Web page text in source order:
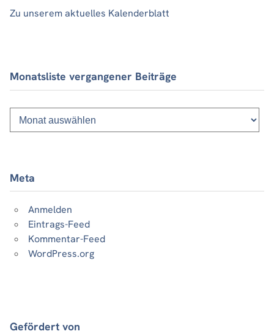
Zu unserem aktuelles Kalenderblatt
Monatsliste vergangener Beiträge
Monatsliste
vergangener
Beiträge
Meta
Anmelden
Eintrags-Feed
Kommentar-Feed
WordPress.org
Gefördert von